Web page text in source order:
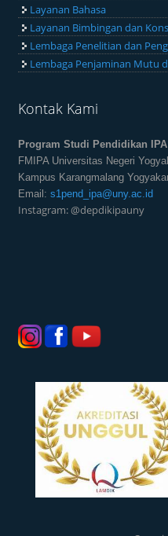
Layanan Bahasa
Layanan Bimbingan dan
Lembaga Penelitian dan
Lembaga Penjaminan Mutu
Kontak Kami
Program Studi Pendidikan IPA
FMIPA Universitas Negeri
Kampus Karangmalang
Email:s1pend_ipa@uny.ac.id
Instagram: @depdikipauny